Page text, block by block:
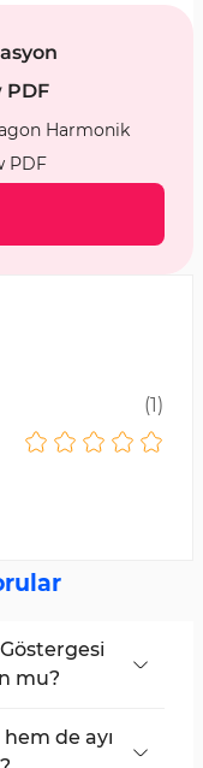
PDF
Harmonik
PDF
(1)
mu?
de ayı